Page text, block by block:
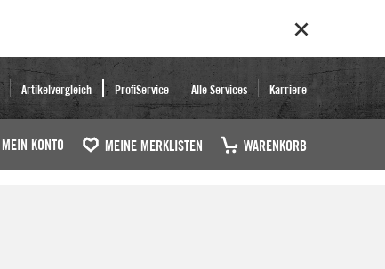
Artikelvergleich ProfiService Alle Services Karriere
MEIN KONTO MEINE MERKLISTEN WARENKORB